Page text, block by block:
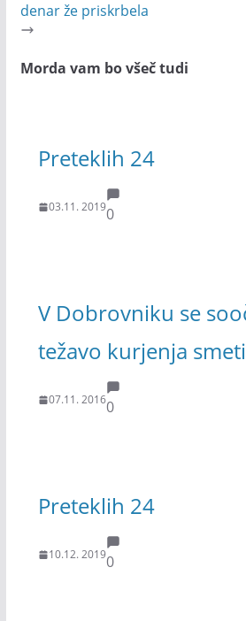
denar že priskrbela
Morda vam bo všeč tudi
Preteklih 24
03.11. 20190
V Dobrovniku se
težavo kurjenja smeti
07.11. 20160
Preteklih 24
10.12. 20190